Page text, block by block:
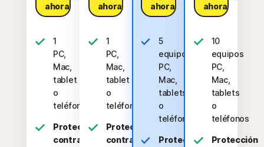
ahora
1
PC,
Mac,
tablet
o
teléfono
Protección
contra
ahora
1
PC,
Mac,
tablet
o
teléfono
Protección
contra
ahora
5
equipos
PC,
Mac,
tablets
o
teléfonos
Protección
ahora
10
equipos
PC,
Mac,
tablets
o
teléfonos
Protección